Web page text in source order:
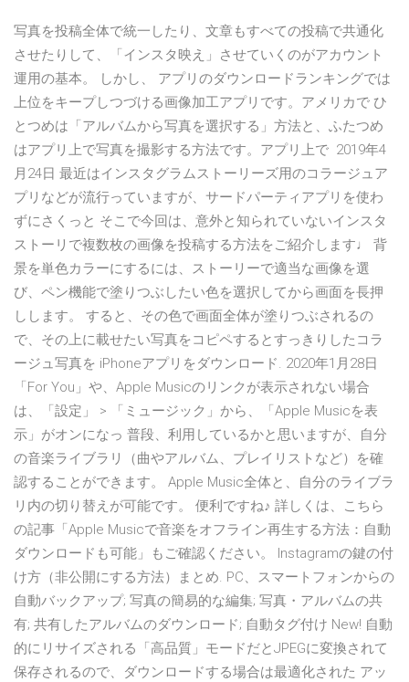
写真を投稿全体で統一したり、文章もすべての投稿で共通化
させたりして、「インスタ映え」させていくのがアカウント
運用の基本。 しかし、 アプリのダウンロードランキングでは
上位をキープしつづける画像加工アプリです。アメリカで ひ
とつめは「アルバムから写真を選択する」方法と、ふたつめ
はアプリ上で写真を撮影する方法です。アプリ上で 2019年4
月24日 最近はインスタグラムストーリーズ用のコラージュア
プリなどが流行っていますが、サードパーティアプリを使わ
ずにさくっと そこで今回は、意外と知られていないインスタ
ストーリで複数枚の画像を投稿する方法をご紹介します♩ 背
景を単色カラーにするには、ストーリーで適当な画像を選
び、ペン機能で塗りつぶしたい色を選択してから画面を長押
しします。 すると、その色で画面全体が塗りつぶされるの
で、その上に載せたい写真をコピペするとすっきりしたコラ
ージュ写真を iPhoneアプリをダウンロード. 2020年1月28日
「For You」や、Apple Musicのリンクが表示されない場合
は、「設定」 > 「ミュージック」から、「Apple Musicを表
示」がオンになっ 普段、利用しているかと思いますが、自分
の音楽ライブラリ（曲やアルバム、プレイリストなど）を確
認することができます。 Apple Music全体と、自分のライブラ
リ内の切り替えが可能です。 便利ですね♪ 詳しくは、こちら
の記事「Apple Musicで音楽をオフライン再生する方法：自動
ダウンロードも可能」もご確認ください。 Instagramの鍵の付
け方（非公開にする方法）まとめ. PC、スマートフォンからの
自動バックアップ; 写真の簡易的な編集; 写真・アルバムの共
有; 共有したアルバムのダウンロード; 自動タグ付け New! 自動
的にリサイズされる「高品質」モードだとJPEGに変換されて
保存されるので、ダウンロードする場合は最適化された アッ